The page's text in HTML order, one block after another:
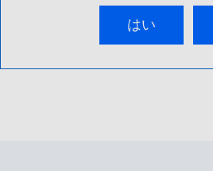
はい